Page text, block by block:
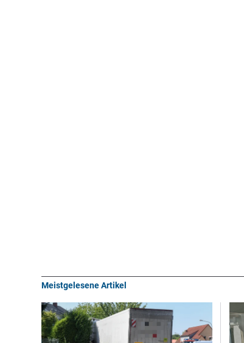
Meistgelesene Artikel